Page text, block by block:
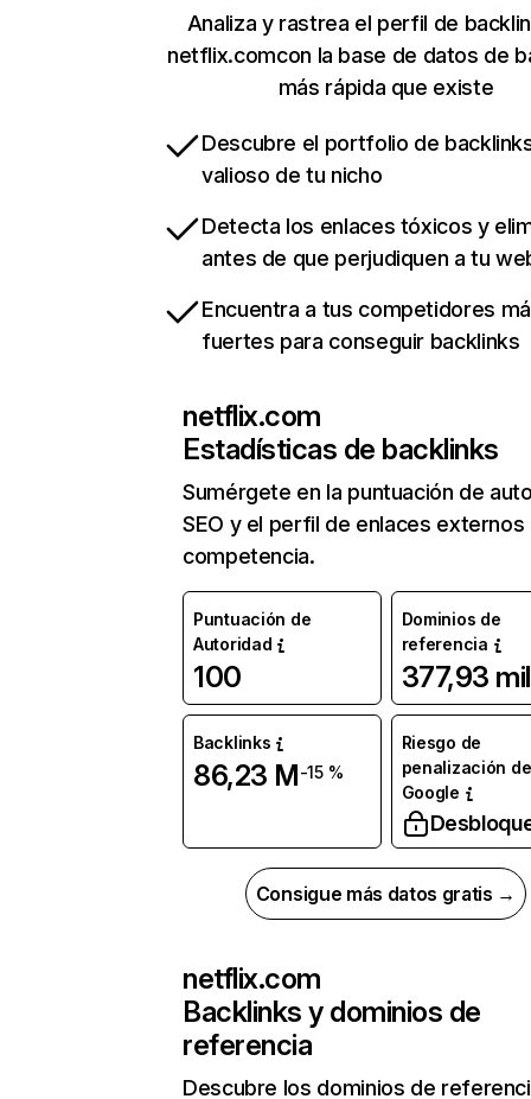
Analiza y rastrea el perfil de
netflix.comcon la base de datos de
más rápida que existe
Descubre el portfolio de
valioso de tu nicho
Detecta los enlaces tóxicos y
antes de que perjudiquen a tu
Encuentra a tus competidores
fuertes para conseguir backlinks
netflix.com
Estadísticas de backlinks
Sumérgete en la puntuación de
SEO y el perfil de enlaces externos
competencia.
Puntuación de
Autoridad
100
Dominios de
referencia
377,93 mil
Backlinks
86,23 M-15 %
Riesgo de
penalización de
Google
Consigue más datos gratis →
netflix.com
Backlinks y dominios de
referencia
Descubre los dominios de